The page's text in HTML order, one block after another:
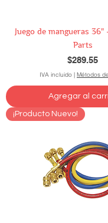
Juego de mangueras
Parts
Precio
$289.55
IVA incluido | Métodos
Agregar al
¡Producto Nuevo!